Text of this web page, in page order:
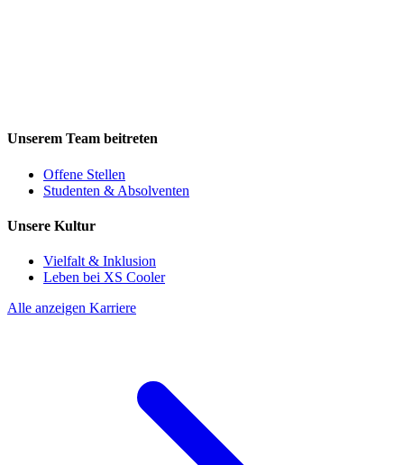
Unserem Team beitreten
Offene Stellen
Studenten & Absolventen
Unsere Kultur
Vielfalt & Inklusion
Leben bei XS Cooler
Alle anzeigen Karriere